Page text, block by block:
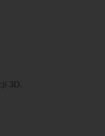
3D.